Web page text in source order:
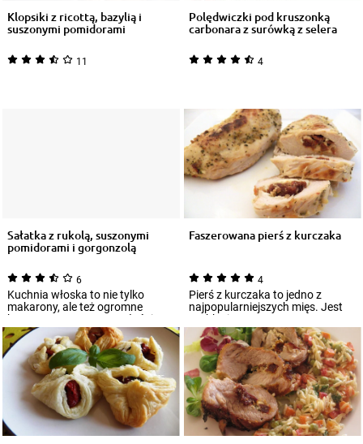
Klopsiki z ricottą, bazylią i
suszonymi pomidorami
11
Polędwiczki pod kruszonką
carbonara z surówką z selera
4
Sałatka z rukolą, suszonymi
pomidorami i gorgonzolą
6
Kuchnia włoska to nie tylko
makarony, ale też ogromne
bogactwo warzyw. To właśnie z
tego zakątka...
Faszerowana pierś z kurczaka
4
Pierś z kurczaka to jedno z
najpopularniejszych mięs. Jest
szybka i prosta w
przygotowaniu, a odp...